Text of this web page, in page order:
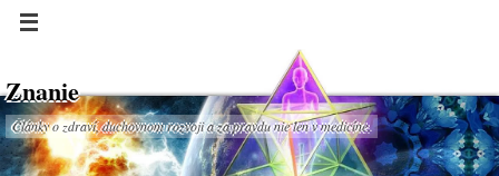
Znanie
Články o zdraví, duchovnom rozvoji a za pravdu nie len v medicíne.